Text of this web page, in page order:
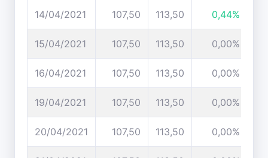
14/04/2021 107,50 113,50 0,44%
15/04/2021 107,50 113,50 0,00%
16/04/2021 107,50 113,50 0,00%
19/04/2021 107,50 113,50 0,00%
20/04/2021 107,50 113,50 0,00%